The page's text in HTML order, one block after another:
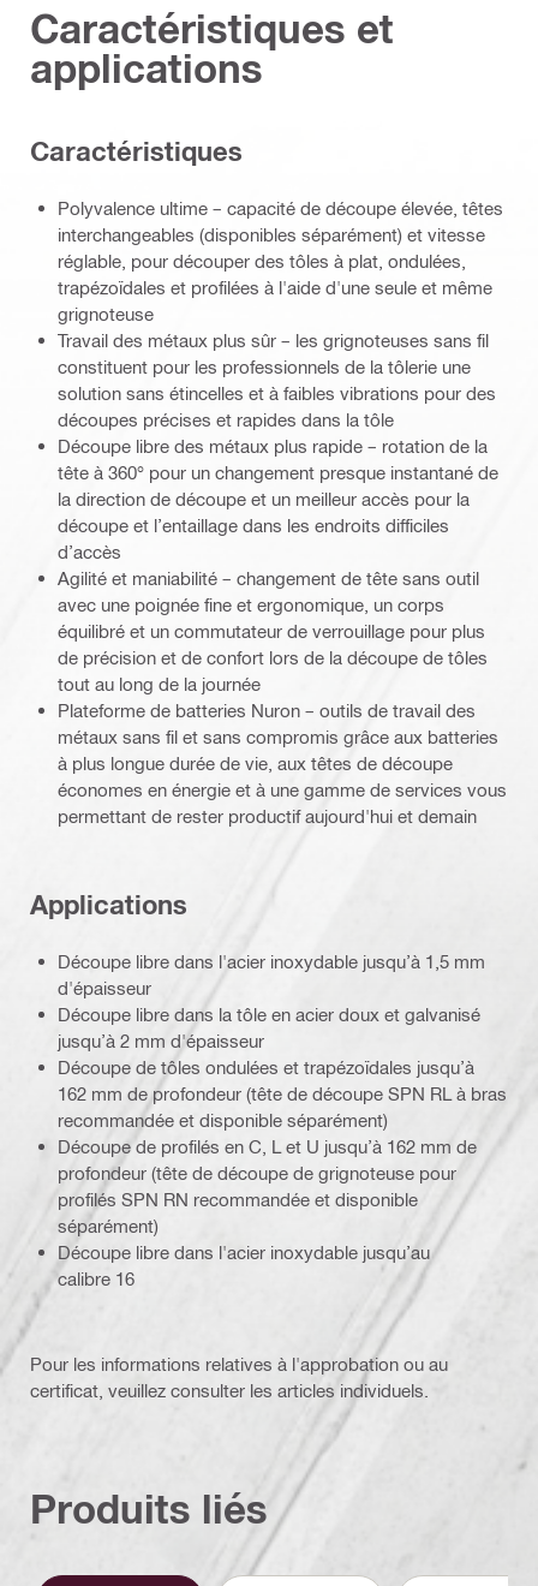
Caractéristiques et
applications
Caractéristiques
Polyvalence ultime – capacité de découpe élevée, têtes
interchangeables (disponibles séparément) et vitesse
réglable, pour découper des tôles à plat, ondulées,
trapézoïdales et profilées à l'aide d'une seule et même
grignoteuse
Travail des métaux plus sûr – les grignoteuses sans fil
constituent pour les professionnels de la tôlerie une
solution sans étincelles et à faibles vibrations pour des
découpes précises et rapides dans la tôle
Découpe libre des métaux plus rapide – rotation de la
tête à 360° pour un changement presque instantané de
la direction de découpe et un meilleur accès pour la
découpe et l’entaillage dans les endroits difficiles
d’accès
Agilité et maniabilité – changement de tête sans outil
avec une poignée fine et ergonomique, un corps
équilibré et un commutateur de verrouillage pour plus
de précision et de confort lors de la découpe de tôles
tout au long de la journée
Plateforme de batteries Nuron – outils de travail des
métaux sans fil et sans compromis grâce aux batteries
à plus longue durée de vie, aux têtes de découpe
économes en énergie et à une gamme de services vous
permettant de rester productif aujourd'hui et demain
Applications
Découpe libre dans l'acier inoxydable jusqu’à 1,5 mm
d'épaisseur
Découpe libre dans la tôle en acier doux et galvanisé
jusqu’à 2 mm d'épaisseur
Découpe de tôles ondulées et trapézoïdales jusqu’à
162 mm de profondeur (tête de découpe SPN RL à bras
recommandée et disponible séparément)
Découpe de profilés en C, L et U jusqu’à 162 mm de
profondeur (tête de découpe de grignoteuse pour
profilés SPN RN recommandée et disponible
séparément)
Découpe libre dans l'acier inoxydable jusqu’au
calibre 16
Pour les informations relatives à l'approbation ou au
certificat, veuillez consulter les articles individuels.
Produits liés